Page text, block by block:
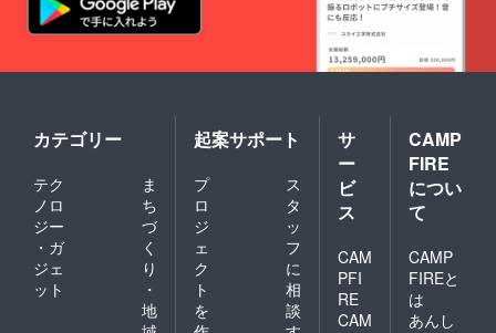
カテゴリー
テク
ノロ
ジー
・ガ
ジェ
ット
ま
ち
づ
く
り
・
地
起案サポート
プ
ロ
ジ
ェ
ク
ト
を
ス
タ
ッ
フ
に
相
談
サ
ー
ビ
ス
CAM
PFI
RE
CAM
CAMP
FIRE
につい
て
CAMP
FIREと
は
あんし